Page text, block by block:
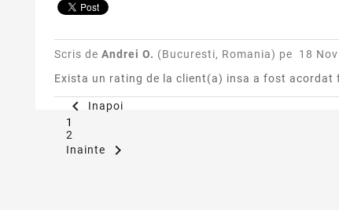
Scris de Andrei O. (Bucuresti, Romania) pe 18
Exista un rating de la client(a) insa a fost acordat

Inapoi
1
2
Inainte
